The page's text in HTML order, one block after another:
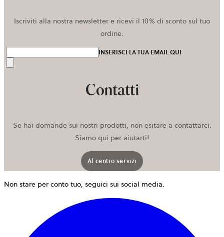
Iscriviti alla nostra newsletter e ricevi il 10% di sconto sul tuo
ordine.
INSERISCI LA TUA EMAIL QUI
Contatti
Se hai domande sui nostri prodotti, non esitare a contattarci.
Siamo qui per aiutarti!
Al centro servizi
Non stare per conto tuo, seguici sui social media.